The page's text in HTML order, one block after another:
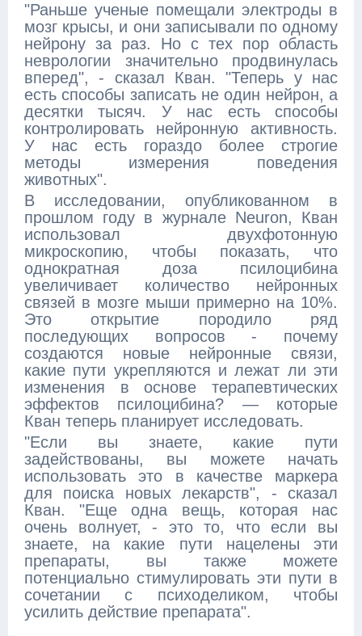
"Раньше ученые помещали электроды в
мозг крысы, и они записывали по одному
нейрону за раз. Но с тех пор область
неврологии значительно продвинулась
вперед", - сказал Кван. "Теперь у нас
есть способы записать не один нейрон, а
десятки тысяч. У нас есть способы
контролировать нейронную активность.
У нас есть гораздо более строгие
методы измерения поведения
животных".
В исследовании, опубликованном в
прошлом году в журнале Neuron, Кван
использовал двухфотонную
микроскопию, чтобы показать, что
однократная доза псилоцибина
увеличивает количество нейронных
связей в мозге мыши примерно на 10%.
Это открытие породило ряд
последующих вопросов - почему
создаются новые нейронные связи,
какие пути укрепляются и лежат ли эти
изменения в основе терапевтических
эффектов псилоцибина? — которые
Кван теперь планирует исследовать.
"Если вы знаете, какие пути
задействованы, вы можете начать
использовать это в качестве маркера
для поиска новых лекарств", - сказал
Кван. "Еще одна вещь, которая нас
очень волнует, - это то, что если вы
знаете, на какие пути нацелены эти
препараты, вы также можете
потенциально стимулировать эти пути в
сочетании с психоделиком, чтобы
усилить действие препарата".